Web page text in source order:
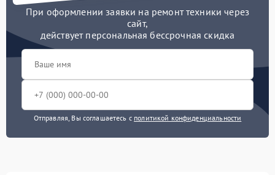
При оформлении заявки на ремонт техники через
сайт,
действует персональная бессрочная скидка
Отправляя, Вы соглашаетесь с политикой конфиденциальности